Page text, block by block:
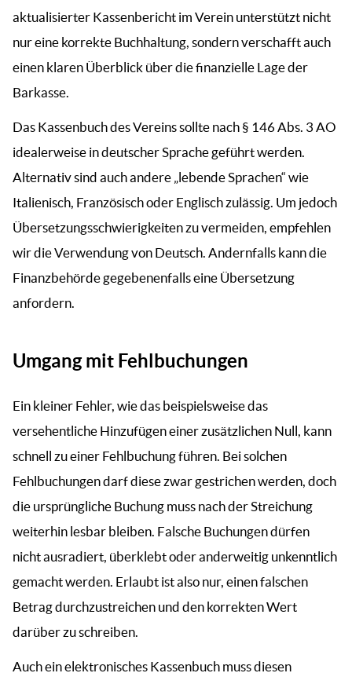
aktualisierter Kassenbericht im Verein unterstützt nicht
nur eine korrekte Buchhaltung, sondern verschafft auch
einen klaren Überblick über die finanzielle Lage der
Barkasse.
Das Kassenbuch des Vereins sollte nach § 146 Abs. 3 AO
idealerweise in deutscher Sprache geführt werden.
Alternativ sind auch andere „lebende Sprachen“ wie
Italienisch, Französisch oder Englisch zulässig. Um jedoch
Übersetzungsschwierigkeiten zu vermeiden, empfehlen
wir die Verwendung von Deutsch. Andernfalls kann die
Finanzbehörde gegebenenfalls eine Übersetzung
anfordern.
Umgang mit Fehlbuchungen
Ein kleiner Fehler, wie das beispielsweise das
versehentliche Hinzufügen einer zusätzlichen Null, kann
schnell zu einer Fehlbuchung führen. Bei solchen
Fehlbuchungen darf diese zwar gestrichen werden, doch
die ursprüngliche Buchung muss nach der Streichung
weiterhin lesbar bleiben. Falsche Buchungen dürfen
nicht ausradiert, überklebt oder anderweitig unkenntlich
gemacht werden. Erlaubt ist also nur, einen falschen
Betrag durchzustreichen und den korrekten Wert
darüber zu schreiben.
Auch ein elektronisches Kassenbuch muss diesen